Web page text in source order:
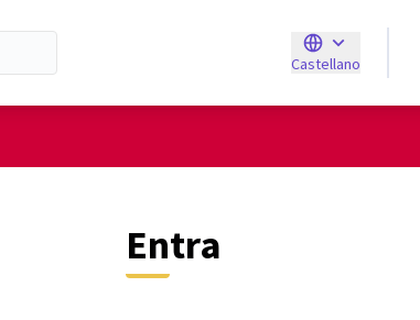
Castellano
Triar la llengua
Entra